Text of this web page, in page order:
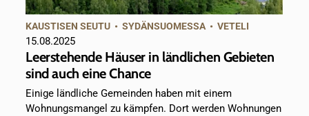
KAUSTISEN SEUTU •SYDÄNSUOMESSA •VETELI
15.08.2025
Leerstehende Häuser in ländlichen Gebieten
sind auch eine Chance
Einige ländliche Gemeinden haben mit einem
Wohnungsmangel zu kämpfen. Dort werden Wohnungen